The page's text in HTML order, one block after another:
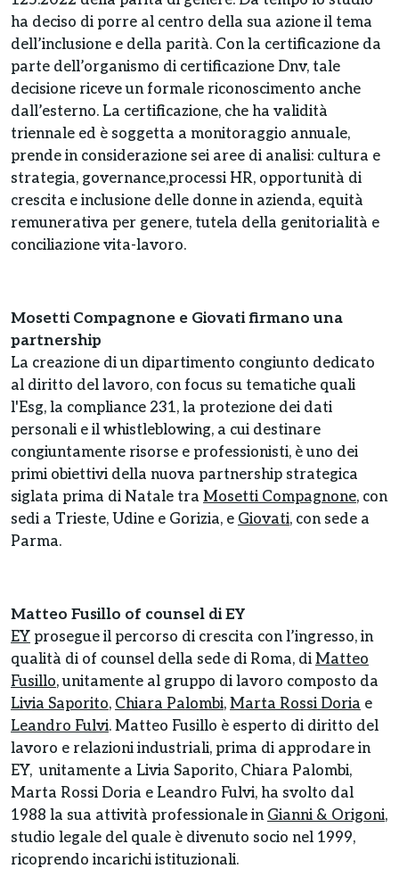
ha deciso di porre al centro della sua azione il tema
dell’inclusione e della parità. Con la certificazione da
parte dell’organismo di certificazione Dnv, tale
decisione riceve un formale riconoscimento anche
dall’esterno. La certificazione, che ha validità
triennale ed è soggetta a monitoraggio annuale,
prende in considerazione sei aree di analisi: cultura e
strategia, governance,processi HR, opportunità di
crescita e inclusione delle donne in azienda, equità
remunerativa per genere, tutela della genitorialità e
conciliazione vita-lavoro.
Mosetti Compagnone e Giovati firmano una
partnership
La creazione di un dipartimento congiunto dedicato
al diritto del lavoro, con focus su tematiche quali
l'Esg, la compliance 231, la protezione dei dati
personali e il whistleblowing, a cui destinare
congiuntamente risorse e professionisti, è uno dei
primi obiettivi della nuova partnership strategica
siglata prima di Natale tra Mosetti Compagnone, con
sedi a Trieste, Udine e Gorizia, e Giovati, con sede a
Parma.
Matteo Fusillo of counsel di EY
EY prosegue il percorso di crescita con l’ingresso, in
qualità di of counsel della sede di Roma, di Matteo
Fusillo, unitamente al gruppo di lavoro composto da
Livia Saporito, Chiara Palombi, Marta Rossi Doria e
Leandro Fulvi. Matteo Fusillo è esperto di diritto del
lavoro e relazioni industriali, prima di approdare in
EY, unitamente a Livia Saporito, Chiara Palombi,
Marta Rossi Doria e Leandro Fulvi, ha svolto dal
1988 la sua attività professionale in Gianni & Origoni,
studio legale del quale è divenuto socio nel 1999,
ricoprendo incarichi istituzionali.